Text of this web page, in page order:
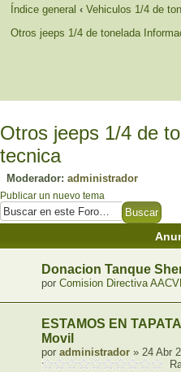
Índice general ‹ Vehiculos 1/4 de
Otros jeeps 1/4 de tonelada
Otros jeeps 1/4 de
tecnica
Moderador: administrador
Publicar un nuevo tema
Donacion Tanque
por Comision Directiva
ESTAMOS EN
Movil
por administrador » 24 Abr